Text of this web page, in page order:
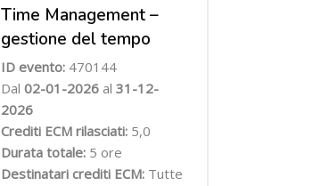
Time Management –
gestione del tempo
ID evento: 470144
Dal 02-01-2026 al 31-12-
2026
Crediti ECM rilasciati: 5,0
Durata totale: 5 ore
Destinatari crediti ECM: Tutte